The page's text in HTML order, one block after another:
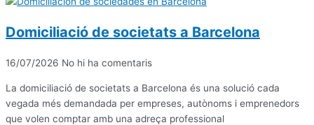
Domiciliació de societats a Barcelona
16/07/2026 No hi ha comentaris
La domiciliació de societats a Barcelona és una solució cada
vegada més demandada per empreses, autònoms i emprenedors
que volen comptar amb una adreça professional